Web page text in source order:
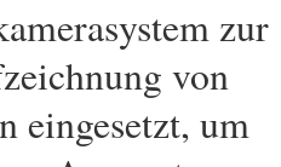
zur
von
eingesetzt, um